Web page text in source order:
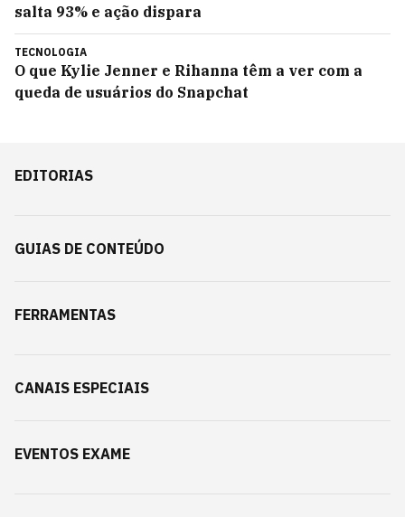
salta 93% e ação dispara
TECNOLOGIA
O que Kylie Jenner e Rihanna têm a ver com a
queda de usuários do Snapchat
EDITORIAS
GUIAS DE CONTEÚDO
FERRAMENTAS
CANAIS ESPECIAIS
EVENTOS EXAME